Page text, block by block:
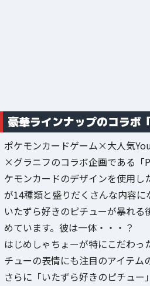
豪華ラインナップのコラボ
ポケモンカードゲーム×大人気
×グラニフのコラボ企画である「
ケモンカードのデザインを使用し
が14種類と盛りだくさんな内容に
いたずら好きのピチューが暴れる
めています。彼は一体・・・？
はじめしゃちょーが特にこだわっ
チューの表情にも注目のアイテム
さらに「いたずら好きのピチュー